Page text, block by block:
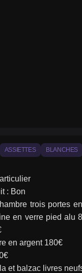
ASSIETTES BLANCHES
: Bon
trois portes
en verre pied alu
en argent 180€
et balzac livres